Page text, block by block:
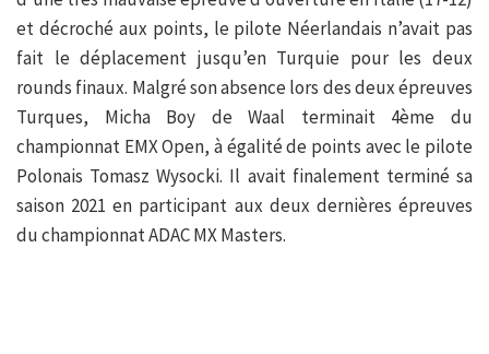
et décroché aux points, le pilote Néerlandais n’avait pas
fait le déplacement jusqu’en Turquie pour les deux
rounds finaux. Malgré son absence lors des deux épreuves
Turques, Micha Boy de Waal terminait 4ème du
championnat EMX Open, à égalité de points avec le pilote
Polonais Tomasz Wysocki. Il avait finalement terminé sa
saison 2021 en participant aux deux dernières épreuves
du championnat ADAC MX Masters.